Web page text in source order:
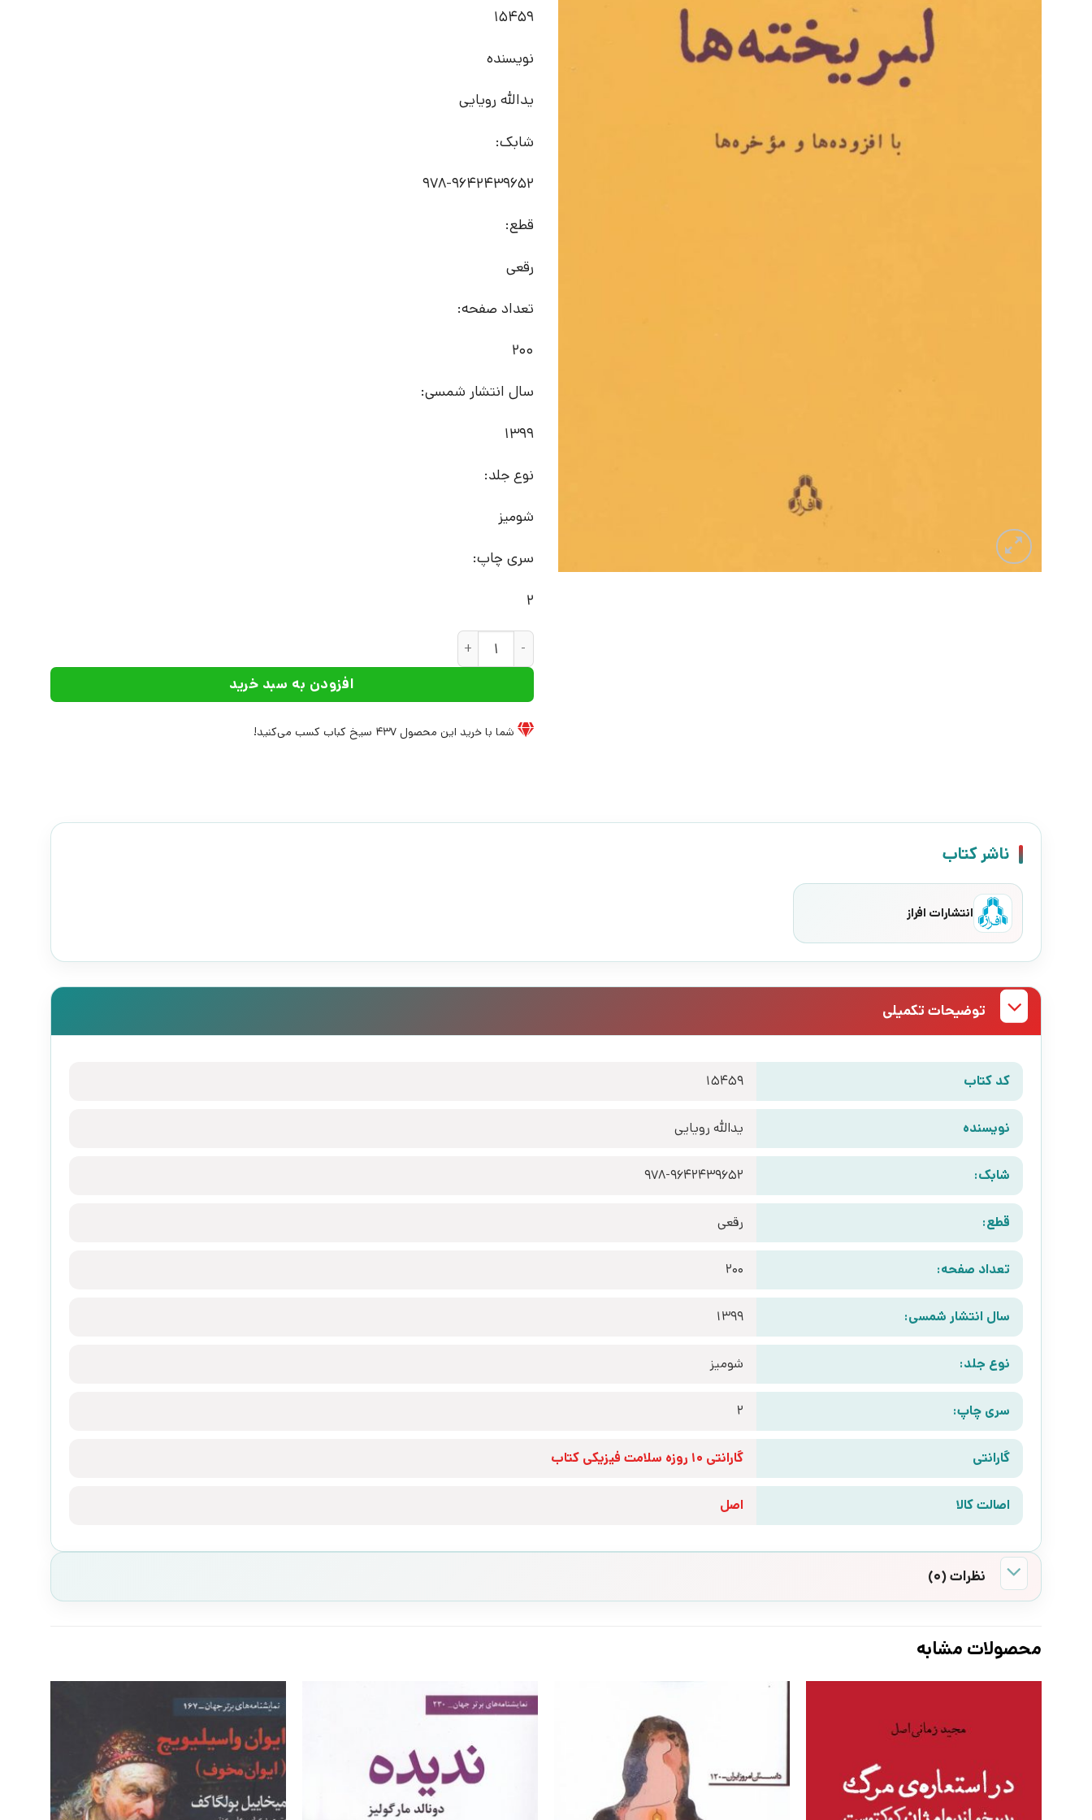
15459
نویسنده
یدالله رویایی
شابک:
978-9642439652
قطع:
رقعی
تعداد صفحه:
200
سال انتشار شمسی:
1399
نوع جلد:
شومیز
سری چاپ:
2
کتاب لبریخته ها | انتشارات افراز عدد
افزودن به سبد خرید
شما با خرید این محصول 437 سیخ کباب کسب می‌کنید!
ناشر کتاب
انتشارات افراز
توضیحات تکمیلی
کد کتاب 15459
نویسنده یدالله رویایی
شابک: 978-9642439652
قطع: رقعی
تعداد صفحه: 200
سال انتشار شمسی: 1399
نوع جلد: شومیز
سری چاپ: 2
گارانتی گارانتی 10 روزه سلامت فیزیکی کتاب
اصالت کالا اصل
نظرات (0)
محصولات مشابه